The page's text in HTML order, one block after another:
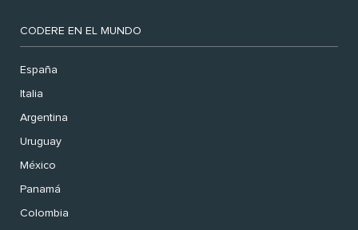
CODERE EN EL MUNDO
España
Italia
Argentina
Uruguay
México
Panamá
Colombia